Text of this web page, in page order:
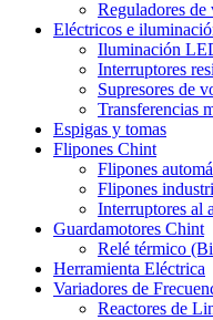
Reguladores
Eléctricos e
Iluminación
Interruptores
Supresores de
Transferencias
Espigas y tomas
Flipones Chint
Flipones
Flipones
Interruptores al
Guardamotores Chint
Relé térmico
Herramienta Eléctrica
Variadores de
Reactores de